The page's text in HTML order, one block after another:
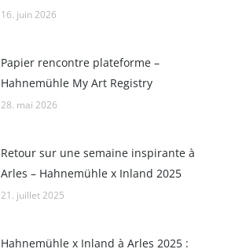
16. juin 2026
Papier rencontre plateforme –
Hahnemühle My Art Registry
28. mai 2026
Retour sur une semaine inspirante à
Arles – Hahnemühle x Inland 2025
21. juillet 2025
Hahnemühle x Inland à Arles 2025 :